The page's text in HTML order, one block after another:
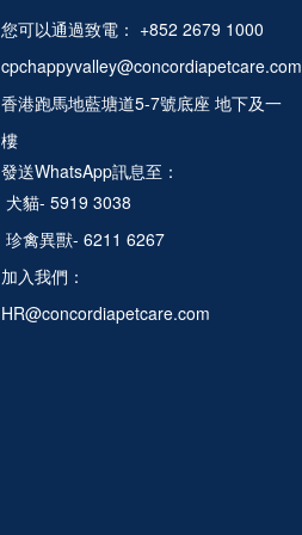
您可以通過致電： +852 2679 1000
cpchappyvalley@concordiapetcare.com
香港跑馬地藍塘道5-7號底座 地下及一
樓
發送WhatsApp訊息至：
犬貓- 5919 3038
珍禽異獸- 6211 6267
加入我們：
HR@concordiapetcare.com